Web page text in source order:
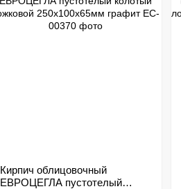
Кирпич облицовочный
ЕВРОЦЕГЛА пустотелый